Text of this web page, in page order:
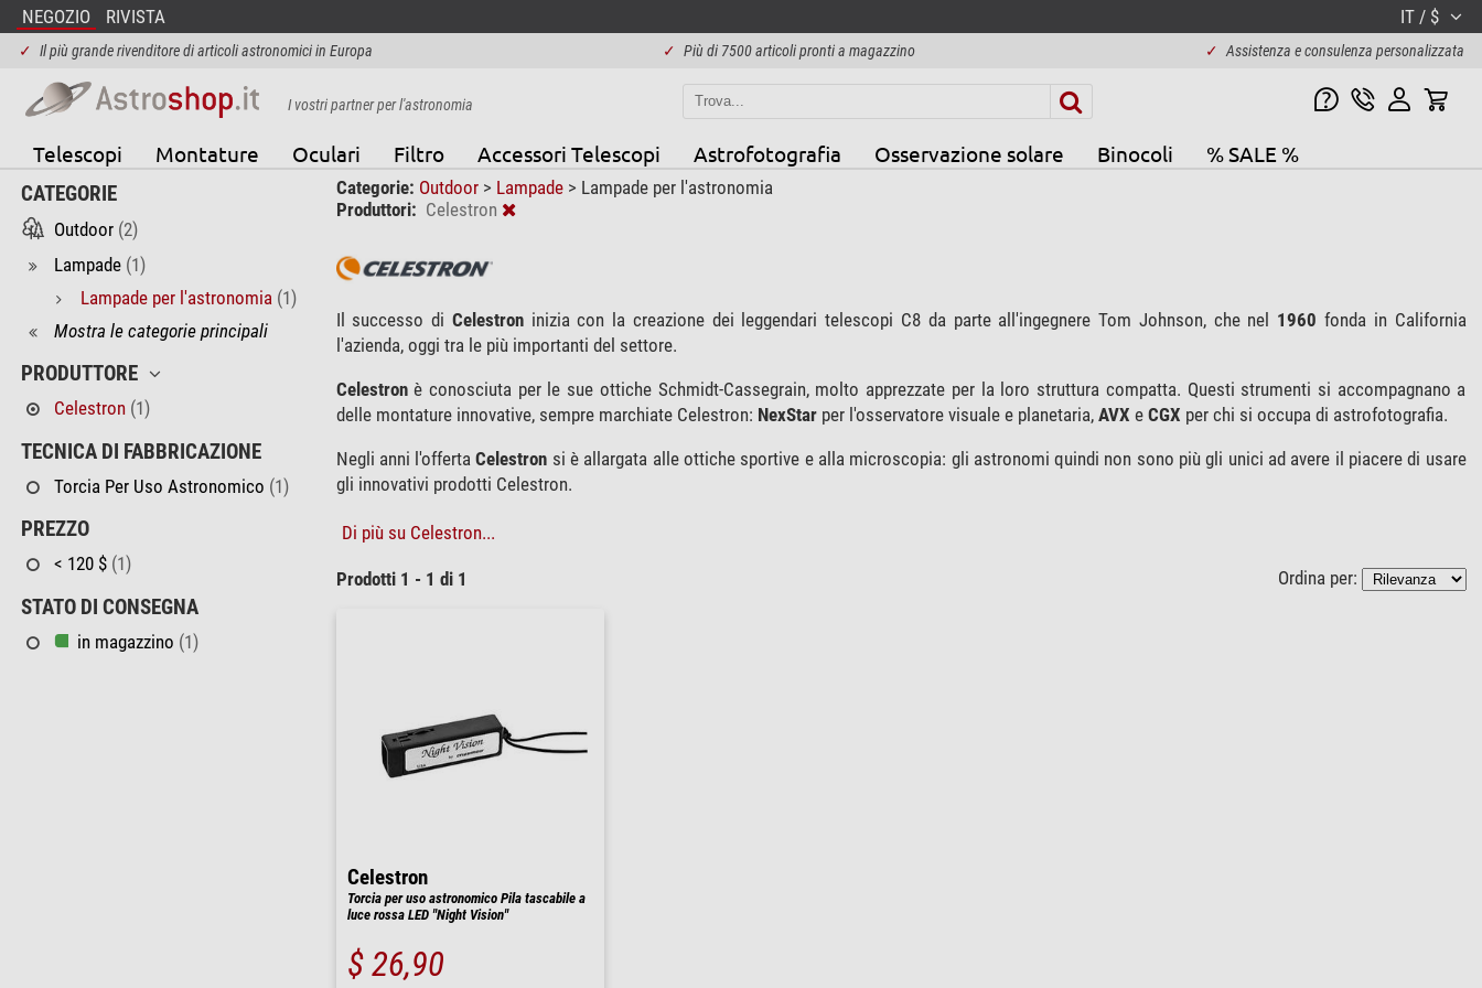
NEGOZIO RIVISTA IT / $
✓ Il più grande rivenditore di articoli astronomici in Europa ✓ Più di 7500 articoli pronti a magazzino ✓ Assistenza e consulenza personalizzata
I vostri partner per l'astronomia
Telescopi Montature Oculari Filtro Accessori Telescopi Astrofotografia Osservazione solare Binocoli % SALE %
CATEGORIE
Outdoor (2)
Lampade (1)
Lampade per l'astronomia (1)
Mostra le categorie principali
PRODUTTORE
Celestron (1)
TECNICA DI FABBRICAZIONE
Torcia Per Uso Astronomico (1)
PREZZO
< 120 $ (1)
STATO DI CONSEGNA
in magazzino (1)
Categorie: Outdoor > Lampade > Lampade per l'astronomia
Produttori: Celestron
Il successo di Celestroninizia con la creazione dei leggendari telescopi C8 da parte all'ingegnere Tom Johnson, che nel 1960 fonda in California
l'azienda, oggi tra le più importanti del settore.
Celestronè conosciuta per le sue ottiche Schmidt-Cassegrain, molto apprezzate per la loro struttura compatta. Questi strumenti si accompagnano a
delle montature innovative, sempre marchiate Celestron: NexStarper l'osservatore visuale e planetaria, AVX e CGX per chi si occupa di astrofotografia.
Negli anni l'offertaCelestron si è allargata alle ottiche sportive e alla microscopia: gli astronomi quindi non sono più gli unici ad avere il piacere di usare
gli innovativi prodotti Celestron.
Di più su Celestron...
Prodotti 1 - 1 di 1 Ordina per:
Celestron
Torcia per uso astronomico Pila tascabile a
luce rossa LED "Night Vision"
$ 26,90